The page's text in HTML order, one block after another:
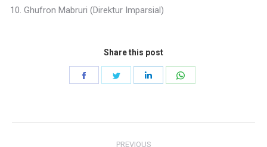
⁠Ghufron Mabruri (Direktur Imparsial)
Share this post
PREVIOUS